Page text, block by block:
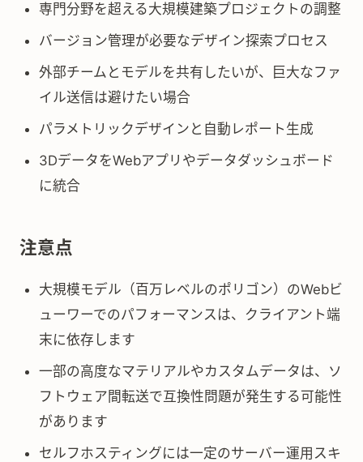
専門分野を超える大規模建築プロジェクトの調整
バージョン管理が必要なデザイン探索プロセス
外部チームとモデルを共有したいが、巨大なファ
イル送信は避けたい場合
パラメトリックデザインと自動レポート生成
3DデータをWebアプリやデータダッシュボード
に統合
注意点
大規模モデル（百万レベルのポリゴン）のWebビ
ューワーでのパフォーマンスは、クライアント端
末に依存します
一部の高度なマテリアルやカスタムデータは、ソ
フトウェア間転送で互換性問題が発生する可能性
があります
セルフホスティングには一定のサーバー運用スキ